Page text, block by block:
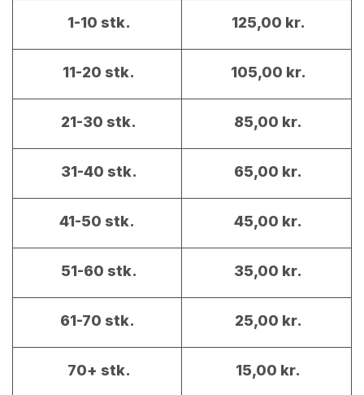
1-10 stk. 125,00 kr.
11-20 stk. 105,00 kr.
21-30 stk. 85,00 kr.
31-40 stk. 65,00 kr.
41-50 stk. 45,00 kr.
51-60 stk. 35,00 kr.
61-70 stk. 25,00 kr.
70+ stk. 15,00 kr.